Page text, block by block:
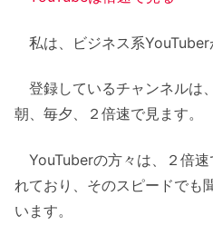
私は、ビジネス系YouTuber
登録しているチャンネルは
朝、毎夕、２倍速で見ます。
YouTuberの方々は、２倍速
れており、そのスピードでも
います。